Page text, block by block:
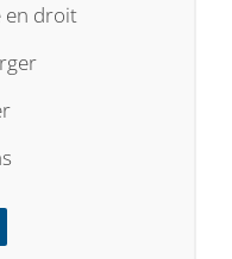
en droit